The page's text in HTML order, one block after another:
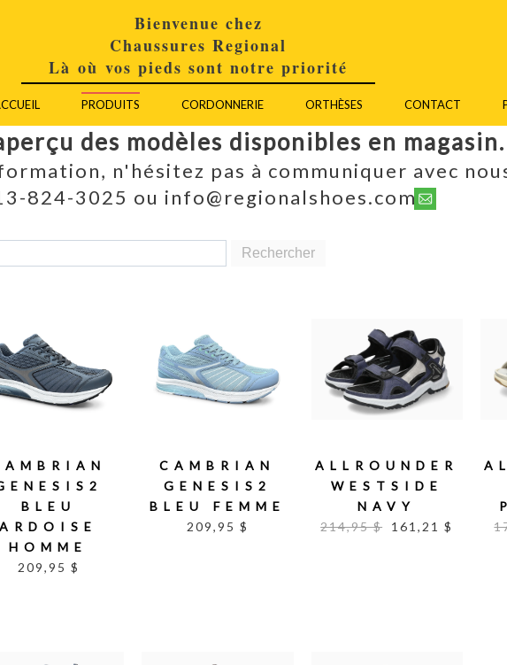
Bienvenue chez
Chaussures Regional
Là où vos pieds sont notre priorité
PRODUITS CORDONNERIE ORTHÈSES CONTACT
des modèles disponibles en magasin.
n'hésitez pas à communiquer avec
824-3025 ou info@regionalshoes.com
Rechercher
BLEU
ARDOISE
HOMME
209,95 $
CAMBRIAN
GENESIS2
BLEU FEMME
209,95 $
ALLROUNDER
WESTSIDE
NAVY
214,95 $
161,21 $